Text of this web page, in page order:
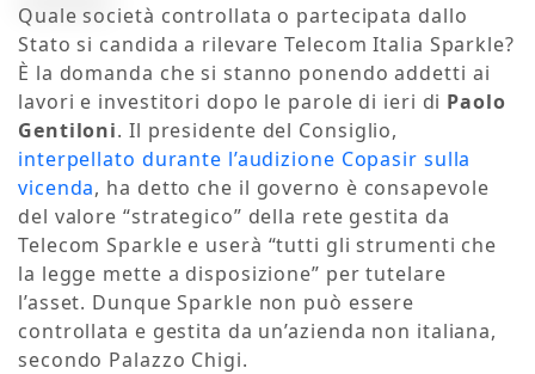
Quale società controllata o partecipata dallo
Stato si candida a rilevare Telecom Italia Sparkle?
È la domanda che si stanno ponendo addetti ai
lavori e investitori dopo le parole di ieri di Paolo
Gentiloni. Il presidente del Consiglio,
interpellato durante l’audizione Copasir sulla
vicenda, ha detto che il governo è consapevole
del valore “strategico” della rete gestita da
Telecom Sparkle e userà “tutti gli strumenti che
la legge mette a disposizione” per tutelare
l’asset. Dunque Sparkle non può essere
controllata e gestita da un’azienda non italiana,
secondo Palazzo Chigi.